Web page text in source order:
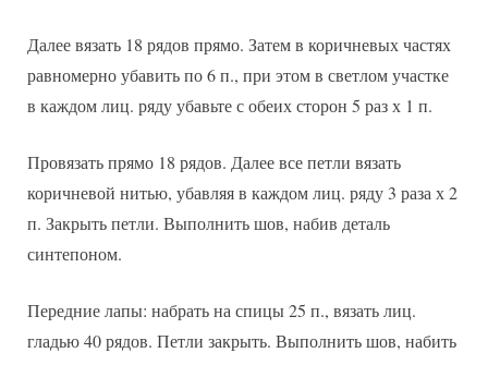
Далее вязать 18 рядов прямо. Затем в коричневых частях
равномерно убавить по 6 п., при этом в светлом участке
в каждом лиц. ряду убавьте с обеих сторон 5 раз х 1 п.
Провязать прямо 18 рядов. Далее все петли вязать
коричневой нитью, убавляя в каждом лиц. ряду 3 раза х 2
п. Закрыть петли. Выполнить шов, набив деталь
синтепоном.
Передние лапы: набрать на спицы 25 п., вязать лиц.
гладью 40 рядов. Петли закрыть. Выполнить шов, набить